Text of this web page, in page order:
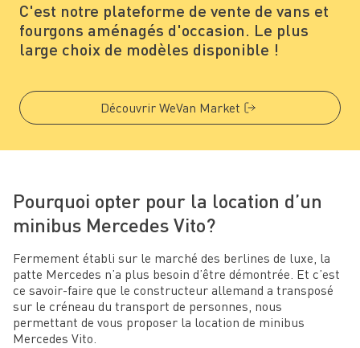
C'est notre plateforme de vente de vans et
fourgons aménagés d'occasion. Le plus
large choix de modèles disponible !
Découvrir WeVan Market
Pourquoi opter pour la location d’un
minibus Mercedes Vito?
Fermement établi sur le marché des berlines de luxe, la
patte Mercedes n’a plus besoin d’être démontrée. Et c’est
ce savoir-faire que le constructeur allemand a transposé
sur le créneau du transport de personnes, nous
permettant de vous proposer la location de minibus
Mercedes Vito.